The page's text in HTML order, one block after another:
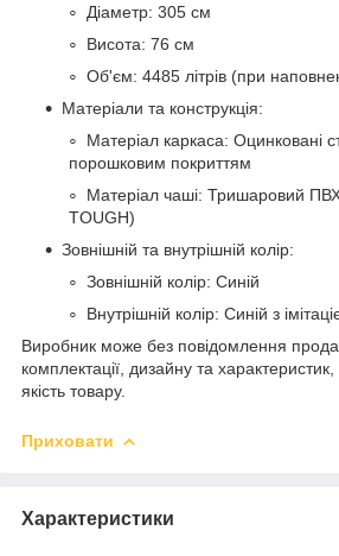
Діаметр: 305 см
Висота: 76 см
Об'єм: 4485 літрів (при
Матеріали та конструкція:
Матеріал каркаса: Оцинковані
порошковим покриттям
Матеріал чаші: Тришаровий
TOUGH)
Зовнішній та внутрішній колір:
Зовнішній колір: Синій
Внутрішній колір: Синій з
Виробник може без повідомлення
комплектації, дизайну та
якість товару.
Приховати
Характеристики